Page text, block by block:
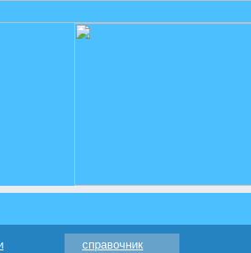
справочник